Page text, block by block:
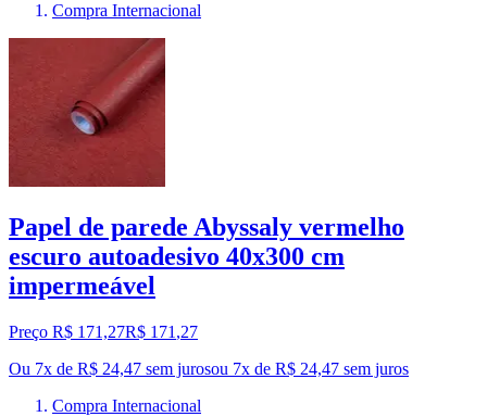
Compra Internacional
Papel de parede Abyssaly vermelho
escuro autoadesivo 40x300 cm
impermeável
Preço R$ 171,27R$ 171 ,27
Ou 7x de R$ 24,47 sem jurosou 7x de R$ 24,47 sem juros
Compra Internacional